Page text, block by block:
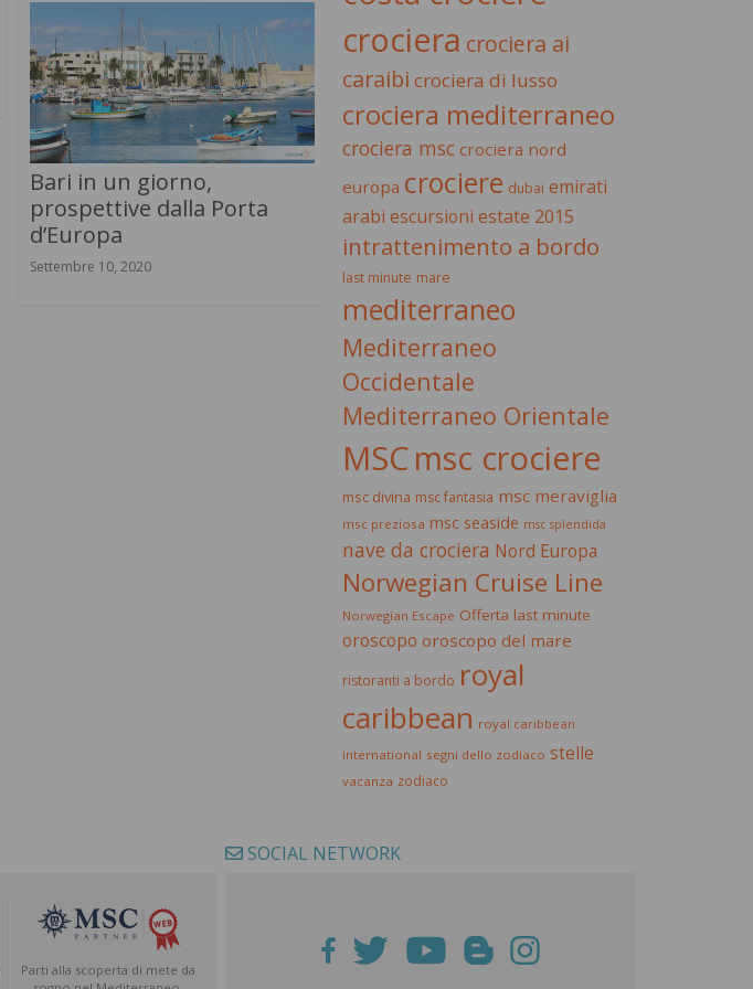
Bari in un giorno,
prospettive dalla Porta
d’Europa
Settembre 10, 2020
crociera crociera ai
caraibi crociera di lusso
crociera mediterraneo
crociera msc crociera nord
europa crociere dubai emirati
arabi escursioni estate 2015
intrattenimento a bordo
last minute mare
mediterraneo
Mediterraneo
Occidentale
Mediterraneo Orientale
MSCmsc crociere
msc divina msc fantasia msc meraviglia
msc preziosa msc seaside msc splendida
nave da crociera Nord Europa
Norwegian Cruise Line
Norwegian Escape Offerta last minute
oroscopo oroscopo del mare
ristoranti a bordo royal
caribbean royal caribbean
international segni dello zodiaco stelle
vacanza zodiaco
Parti alla scoperta di mete da
SOCIAL NETWORK